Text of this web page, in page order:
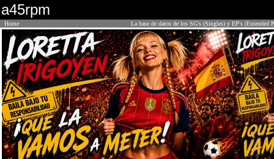
a45rpm
Home La base de datos de los SG's (Singles) y EP's (Extended